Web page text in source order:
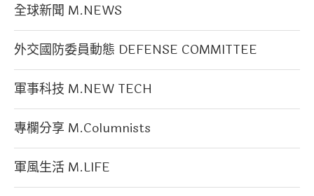
全球新聞 M.NEWS
外交國防委員動態 DEFENSE COMMITTEE
軍事科技 M.NEW TECH
專欄分享 M.Columnists
軍風生活 M.LIFE